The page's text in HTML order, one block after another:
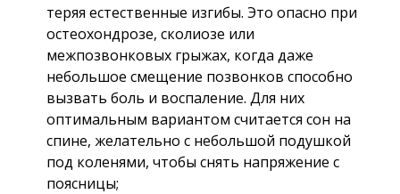
теряя естественные изгибы. Это опасно при
остеохондрозе, сколиозе или
межпозвонковых грыжах, когда даже
небольшое смещение позвонков способно
вызвать боль и воспаление. Для них
оптимальным вариантом считается сон на
спине, желательно с небольшой подушкой
под коленями, чтобы снять напряжение с
поясницы;